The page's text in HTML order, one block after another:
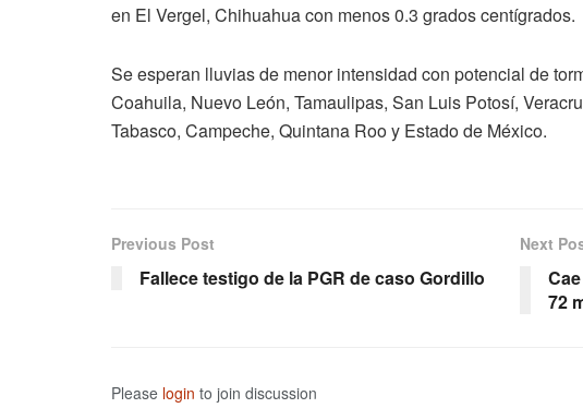
en El Vergel, Chihuahua con menos 0.3 grados centígrados.
Se esperan lluvias de menor intensidad con potencial de
Coahuila, Nuevo León, Tamaulipas, San Luis Potosí,
Tabasco, Campeche, Quintana Roo y Estado de México.
Previous Post
Fallece testigo de la PGR de caso Gordillo
Next
72
Please login to join discussion